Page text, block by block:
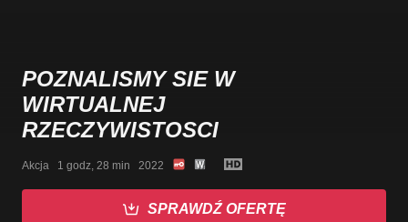
POZNALISMY SIE W
WIRTUALNEJ
RZECZYWISTOSCI
Akcja   1 godz, 28 min   2022
SPRAWDŹ OFERTĘ